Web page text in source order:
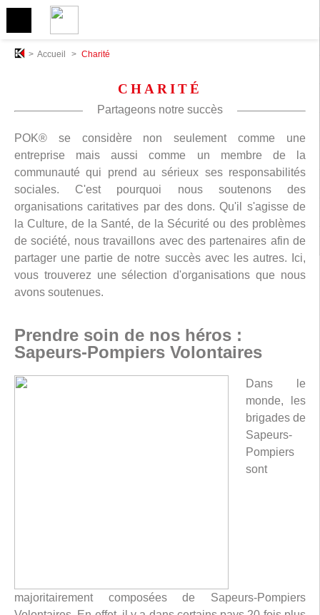
> Accueil > Charité
CHARITÉ
Partageons notre succès
POK® se considère non seulement comme une
entreprise mais aussi comme un membre de la
communauté qui prend au sérieux ses responsabilités
sociales. C'est pourquoi nous soutenons des
organisations caritatives par des dons. Qu'il s'agisse de
la Culture, de la Santé, de la Sécurité ou des problèmes
de société, nous travaillons avec des partenaires afin de
partager une partie de notre succès avec les autres. Ici,
vous trouverez une sélection d'organisations que nous
avons soutenues.
Prendre soin de nos héros :
Sapeurs-Pompiers Volontaires
Dans le
monde, les
brigades de
Sapeurs-
Pompiers
sont
majoritairement composées de Sapeurs-Pompiers